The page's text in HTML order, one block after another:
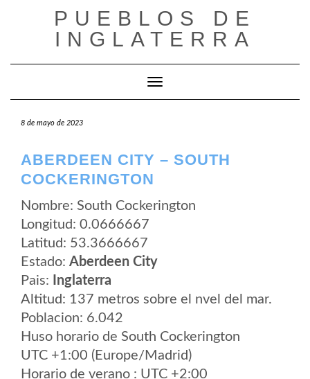
PUEBLOS DE
INGLATERRA
Cambiar modo de navegación
8 de mayo de 2023
ABERDEEN CITY – SOUTH
COCKERINGTON
Nombre: South Cockerington
Longitud: 0.0666667
Latitud: 53.3666667
Estado: Aberdeen City
Pais:
Inglaterra
Altitud: 137 metros sobre el nvel del mar.
Poblacion: 6.042
Huso horario de South Cockerington
UTC +1:00 (Europe/Madrid)
Horario de verano : UTC +2:00